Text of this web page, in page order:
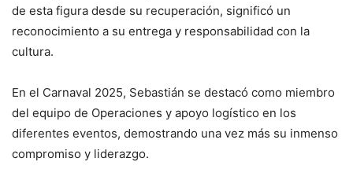
de esta figura desde su recuperación, significó un
reconocimiento a su entrega y responsabilidad con la
cultura.
En el Carnaval 2025, Sebastián se destacó como miembro
del equipo de Operaciones y apoyo logístico en los
diferentes eventos, demostrando una vez más su inmenso
compromiso y liderazgo.